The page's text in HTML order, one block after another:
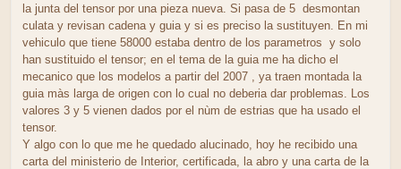
la junta del tensor por una pieza nueva. Si pasa de 5 desmontan
culata y revisan cadena y guia y si es preciso la sustituyen. En mi
vehiculo que tiene 58000 estaba dentro de los parametros y solo
han sustituido el tensor; en el tema de la guia me ha dicho el
mecanico que los modelos a partir del 2007 , ya traen montada la
guia màs larga de origen con lo cual no deberia dar problemas. Los
valores 3 y 5 vienen dados por el nùm de estrias que ha usado el
tensor.
Y algo con lo que me he quedado alucinado, hoy he recibido una
carta del ministerio de Interior, certificada, la abro y una carta de la